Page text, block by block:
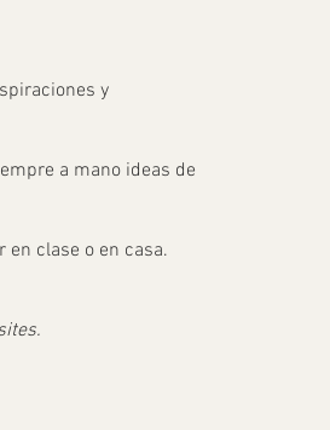
y
a mano ideas de
en clase o en casa.